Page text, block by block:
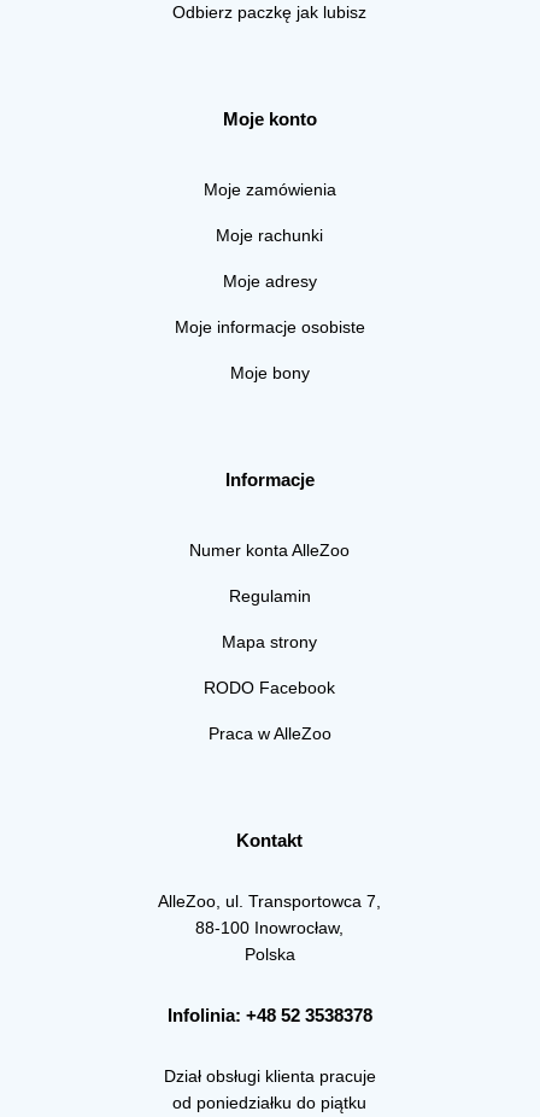
Odbierz paczkę jak lubisz
Moje konto
Moje zamówienia
Moje rachunki
Moje adresy
Moje informacje osobiste
Moje bony
Informacje
Numer konta AlleZoo
Regulamin
Mapa strony
RODO Facebook
Praca w AlleZoo
Kontakt
AlleZoo, ul. Transportowca 7,
88-100 Inowrocław,
Polska
Infolinia: +48 52 3538378
Dział obsługi klienta pracuje
od poniedziałku do piątku